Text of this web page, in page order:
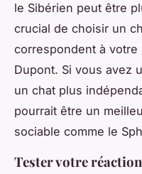
le Sibérien peut être
crucial de choisir un
correspondent à votre
Dupont. Si vous avez
un chat plus
pourrait être un
sociable comme le
Tester votre